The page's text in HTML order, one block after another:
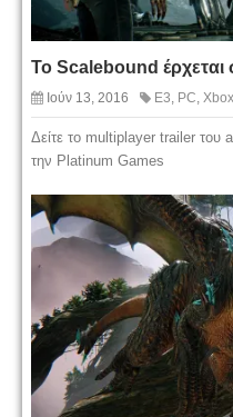
Το Scalebound έρχεται
Ιούν 13, 2016 E3 PC Xbox
Δείτε το multiplayer trailer του
την Platinum Games